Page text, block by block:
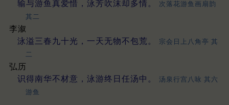
输与游鱼真爱惜，泳芳吹沫却多情。
次落花游鱼画扇韵
其二
李溆
泳溢三春九十光，一天无物不包荒。
宗会日上八角亭 其
二
弘历
识得南华不材意，泳游终日任汤中。
汤泉行宫八咏 其六
游鱼